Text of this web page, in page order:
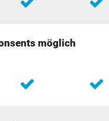
möglich